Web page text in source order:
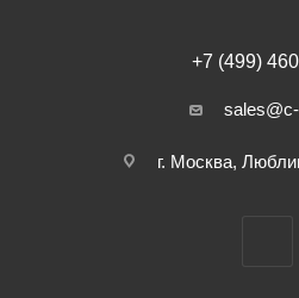
+7 (499)
г. Москва,